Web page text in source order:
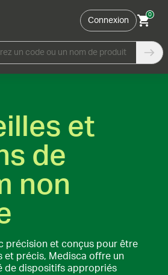
Connexion
0
un code ou un nom de produit
et
de
non
précision et conçus pour être
et précis, Medisca offre un
de dispositifs appropriés